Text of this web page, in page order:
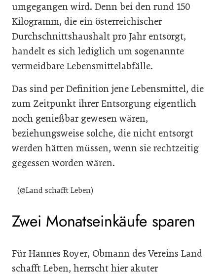
umgegangen wird. Denn bei den rund 150
Kilogramm, die ein österreichischer
Durchschnittshaushalt pro Jahr entsorgt,
handelt es sich lediglich um sogenannte
vermeidbare Lebensmittelabfälle.
Das sind per Definition jene Lebensmittel, die
zum Zeitpunkt ihrer Entsorgung eigentlich
noch genießbar gewesen wären,
beziehungsweise solche, die nicht entsorgt
werden hätten müssen, wenn sie rechtzeitig
gegessen worden wären.
(©Land schafft Leben)
Zwei Monatseinkäufe sparen
Für Hannes Royer, Obmann des Vereins Land
schafft Leben, herrscht hier akuter